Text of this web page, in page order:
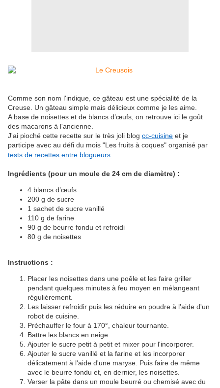
Comme son nom l'indique, ce gâteau est une spécialité de la
Creuse. Un gâteau simple mais délicieux comme je les aime.
A base de noisettes et de blancs d’œufs, on retrouve ici le goût
des macarons à l'ancienne.
J'ai pioché cette recette sur le très joli blog cc-cuisine et je
participe avec au défi du mois "Les fruits à coques" organisé par
tests de recettes entre blogueurs.
Ingrédients (pour un moule de 24 cm de diamètre) :
4 blancs d’œufs
200 g de sucre
1 sachet de sucre vanillé
110 g de farine
90 g de beurre fondu et refroidi
80 g de noisettes
Instructions :
Placer les noisettes dans une poêle et les faire griller
pendant quelques minutes à feu moyen en mélangeant
régulièrement.
Les laisser refroidir puis les réduire en poudre à l'aide d'un
robot de cuisine.
Préchauffer le four à 170°, chaleur tournante.
Battre les blancs en neige.
Ajouter le sucre petit à petit et mixer pour l'incorporer.
Ajouter le sucre vanillé et la farine et les incorporer
délicatement à l'aide d'une maryse. Puis faire de même
avec le beurre fondu et, en dernier, les noisettes.
Verser la pâte dans un moule beurré ou chemisé avec du